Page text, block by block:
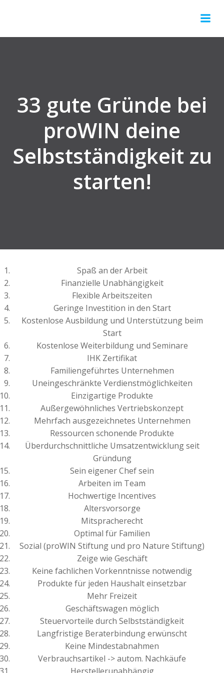
33 gute Gründe bei
proWIN deine
Selbstständigkeit zu
starten!
Spaß an der Arbeit
Finanzielle Unabhängigkeit
Flexible Arbeitszeiten
Geringe Investition in den Start
Kostenlose Ausbildung und Unterstützung beim
Start
Kostenlose Weiterbildung und Seminare
IHK Zertifikat
Familiengeführtes Unternehmen
Uneingeschränkte Verdienstmöglichkeiten
Einzigartige Produkte
Außergewöhnliches Vertriebskonzept
Mehrfach ausgezeichnetes Unternehmen
Ressourcen schonende Produkte
Überdurchschnittliche Umsatzentwicklung seit
Gründung
Sein eigener Chef sein
Arbeiten im Team
Hochwertige Incentives
Altersvorsorge
Mitspracherecht
Optimal für Familien
Sozial (proWIN Stiftung und pro Nature Stiftung)
Zeige wie Geschäft
Keine fachlichen Vorkenntnisse notwendig
Produkte für jeden Haushalt einsetzbar
Mehr Freizeit
Geschäftswagen möglich
Steuervorteile durch Selbstständigkeit
Langfristige Beraterbindung erwünscht
Keine Mindestabnahmen
Verbrauchsartikel -> autom. Nachkäufe